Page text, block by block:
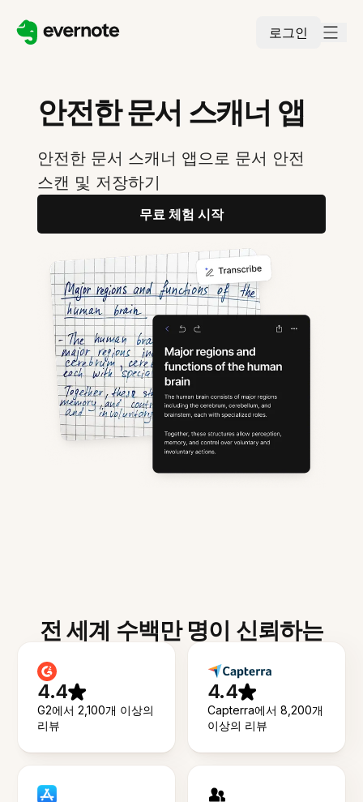
로그인
안전한 문서 스캐너 앱
안전한 문서 스캐너 앱으로 문서 안전
스캔 및 저장하기
무료 체험 시작
전 세계 수백만 명이 신뢰하는
4.4
G2에서 2,100개 이상의
리뷰
4.4
Capterra에서 8,200개
이상의 리뷰